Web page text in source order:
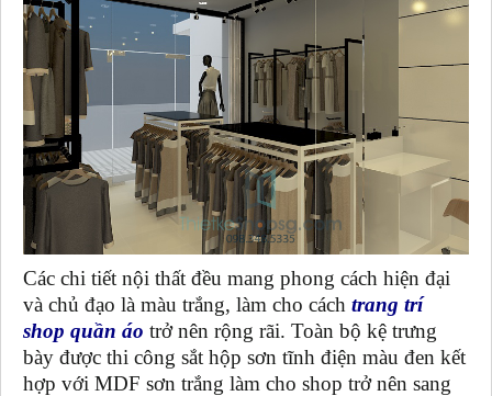
Các chi tiết nội thất đều mang phong cách hiện đại
và chủ đạo là màu trắng, làm cho cách trang trí
shop quần áo trở nên rộng rãi. Toàn bộ kệ trưng
bày được thi công sắt hộp sơn tĩnh điện màu đen kết
hợp với MDF sơn trắng làm cho shop trở nên sang